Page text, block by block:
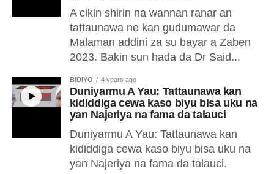
A cikin shirin na wannan ranar an
tattaunawa ne kan gudumawar da
Malaman addini za su bayar a Zaben
2023. Bakin sun hada da Dr Said...
BIDIYO 4 years ago
Duniyarmu A Yau: Tattaunawa kan
kididdiga cewa kaso biyu bisa uku na
yan Najeriya na fama da talauci
Duniyarmu A Yau: Tattaunawa kan
kididdiga cewa kaso biyu bisa uku na
yan Najeriya na fama da talauci.